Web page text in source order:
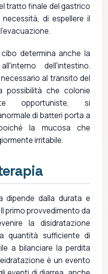
tratto finale del gastrico
di espellere il
determina anche la
dell'intestino.
al transito del
che colonie
opportuniste, si
di batteri porta a
la mucosa che
irritabile.
dipende dalla durata e
primo provvedimento da
la disidratazione
quantità sufficiente di
a bilanciare la perdita
è un evento